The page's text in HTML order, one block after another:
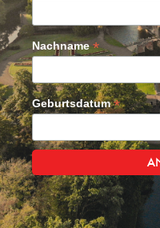
Nachname*
Geburtsdatum*